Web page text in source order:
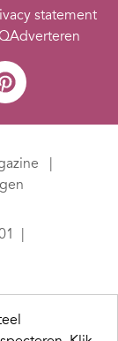
statement
Adverteren